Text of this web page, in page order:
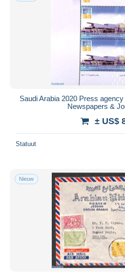
Veiling met biedingen
Veilingen zonder biedingen
Veilinghuizen
Eindigt binnen
Prijs
Gratis levering
Betaalmiddelen
PayPal
Bankoverschrijving
Visa
Mastercard
Bancontact
Saudi Arabia 2020 Press
Newspapers &
± US$
Statuut
Nieuw